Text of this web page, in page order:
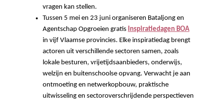
vragen kan stellen.
Tussen 5 mei en 23 juni organiseren Bataljong en
Agentschap Opgroeien gratis Inspiratiedagen BOA
in vijf Vlaamse provincies. Elke inspiratiedag brengt
actoren uit verschillende sectoren samen, zoals
lokale besturen, vrijetijdsaanbieders, onderwijs,
welzijn en buitenschoolse opvang. Verwacht je aan
ontmoeting en netwerkopbouw, praktische
uitwisseling en sectoroverschrijdende perspectieven